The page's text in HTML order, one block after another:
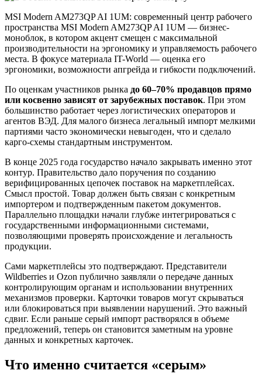
MSI Modern AM273QP AI 1UM: современный центр рабочего
пространства MSI Modern AM273QP AI 1UM — бизнес-
моноблок, в котором акцент смещен с максимальной
производительности на эргономику и управляемость рабочего
места. В фокусе материала IT-World — оценка его
эргономики, возможности апгрейда и гибкости подключений.
По оценкам участников рынка до 60–70% продавцов прямо
или косвенно зависят от зарубежных поставок. При этом
большинство работает через логистических операторов и
агентов ВЭД. Для малого бизнеса легальный импорт мелкими
партиями часто экономически невыгоден, что и сделало
карго-схемы стандартным инструментом.
В конце 2025 года государство начало закрывать именно этот
контур. Правительство дало поручения по созданию
верифицированных цепочек поставок на маркетплейсах.
Смысл простой. Товар должен быть связан с конкретным
импортером и подтвержденным пакетом документов.
Параллельно площадки начали глубже интегрироваться с
государственными информационными системами,
позволяющими проверять происхождение и легальность
продукции.
Сами маркетплейсы это подтверждают. Представители
Wildberries и Ozon публично заявляли о передаче данных
контролирующим органам и использовании внутренних
механизмов проверки. Карточки товаров могут скрываться
или блокироваться при выявлении нарушений. Это важный
сдвиг. Если раньше серый импорт растворялся в объеме
предложений, теперь он становится заметным на уровне
данных и конкретных карточек.
Что именно считается «серым»